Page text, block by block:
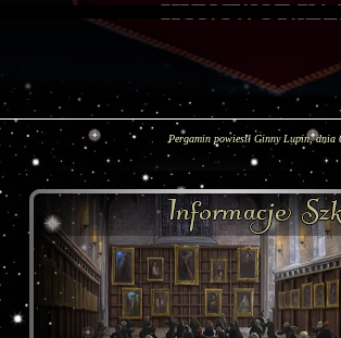
Pergamin powiesił Ginny Lupin, dnia